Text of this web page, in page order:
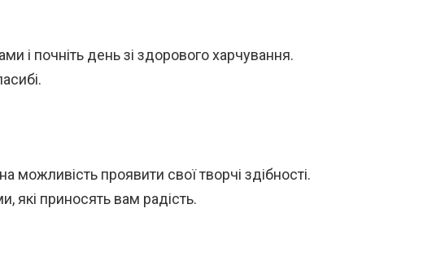
і почніть день зі здорового харчування.
проявити свої творчі здібності.
які приносять вам радість.